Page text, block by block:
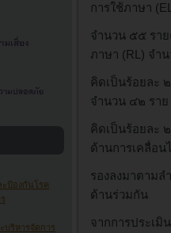
ป้องกันโรค
ริหารจัดการ
การใช้ภาษา
จำนวน ๕๕ ราย
ภาษา (RL) จำ
คิดเป็นร้อยละ
จำนวน ๔๒ ราย
คิดเป็นร้อยละ
ด้านการเคลื่อน
รองลงมาตาม
ด้านร่วมกัน
จากการประเ